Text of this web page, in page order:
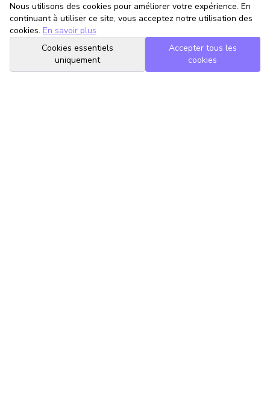
Nous utilisons des cookies pour améliorer votre expérience. En
continuant à utiliser ce site, vous acceptez notre utilisation des
cookies. En savoir plus
Cookies essentiels
uniquement
Accepter tous les
cookies